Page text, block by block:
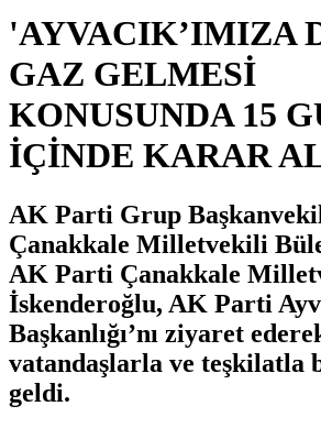
'AYVACIK’IMIZA
GAZ GELMESİ
KONUSUNDA 15
İÇİNDE KARAR
AK Parti Grup
Çanakkale Milletvekili
AK Parti Çanakkale
İskenderoğlu, AK Parti
Başkanlığı’nı ziyaret
vatandaşlarla ve teşkilatla
geldi.